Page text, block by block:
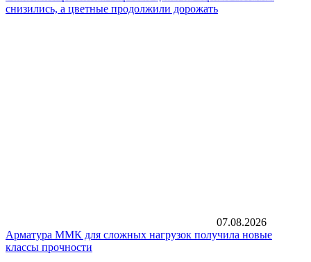
снизились, а цветные продолжили дорожать
07.08.2026
Арматура ММК для сложных нагрузок получила новые
классы прочности